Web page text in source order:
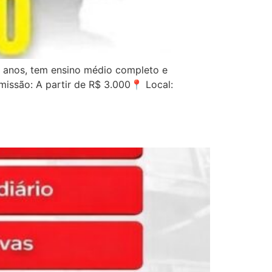
tem ensino médio completo e
A partir de R$ 3.000📍 Local: